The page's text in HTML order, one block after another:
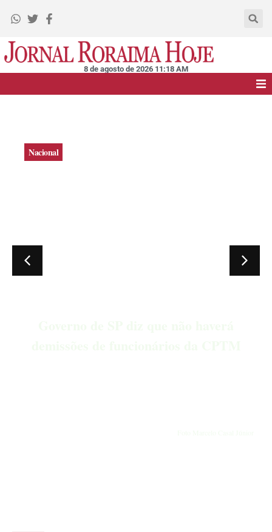
8 de agosto de 2026 11:18 AM
Roraima